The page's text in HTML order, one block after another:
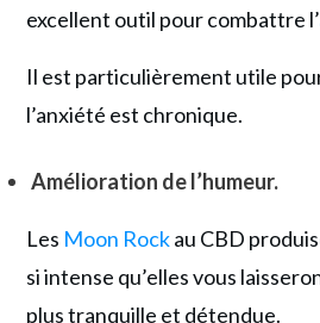
excellent outil pour combattre l’
Il est particulièrement utile
l’anxiété est chronique.
Amélioration de l’humeur.
Les Moon Rockau CBD
si intense qu’elles vous
plus tranquille et détendue.